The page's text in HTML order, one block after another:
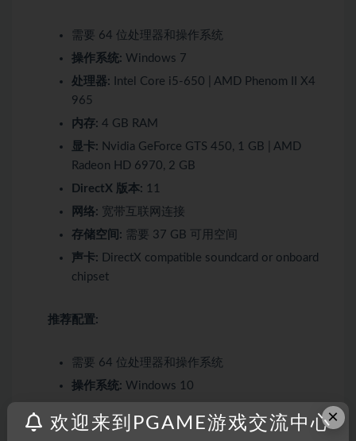
需要 64 位处理器和操作系统
操作系统: Windows 7
处理器: Intel Core i5-650 | AMD Phenom II X4
965
内存: 4 GB RAM
显卡: Nvidia GeForce GTS 450, 1 GB | AMD
Radeon HD 6970, 2 GB
DirectX 版本: 11
网络: 宽带互联网连接
存储空间: 需要 37 GB 可用空间
声卡: DirectX compatible soundcard or onboard
chipset
推荐配置:
需要 64 位处理器和操作系统
操作系统: Windows 10
1300X
×
欢迎来到PGAME游戏交流中心